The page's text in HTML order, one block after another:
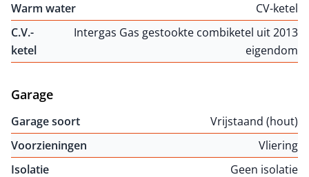
Warm water
CV-ketel
C.V.-
ketel
Intergas Gas gestookte combiketel uit 2013
eigendom
Garage
Garage soort
Vrijstaand (hout)
Voorzieningen
Vliering
Isolatie
Geen isolatie